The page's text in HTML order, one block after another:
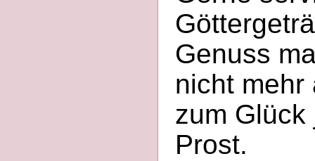
Genuss
nicht mehr
zum
Prost.